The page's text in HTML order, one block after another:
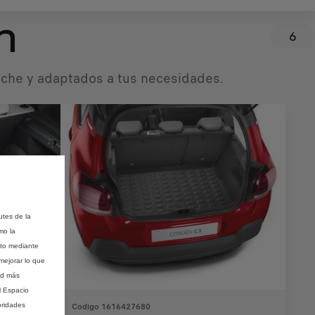
6
y adaptados a tus necesidades.
Codigo 1616427680
de la
la
mediante
lo que
más
Espacio